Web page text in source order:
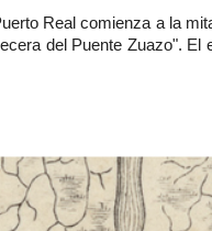
Real comienza a la
del Puente Zuazo".